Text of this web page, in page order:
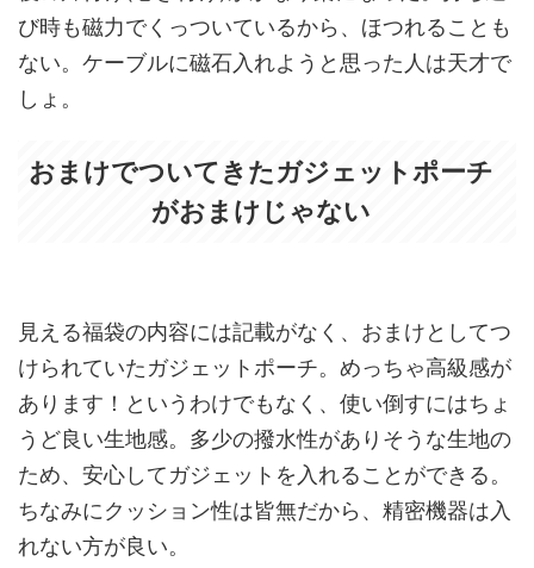
び時も磁力でくっついているから、ほつれることも
ない。ケーブルに磁石入れようと思った人は天才で
しょ。
おまけでついてきたガジェットポーチ
がおまけじゃない
見える福袋の内容には記載がなく、おまけとしてつ
けられていたガジェットポーチ。めっちゃ高級感が
あります！というわけでもなく、使い倒すにはちょ
うど良い生地感。多少の撥水性がありそうな生地の
ため、安心してガジェットを入れることができる。
ちなみにクッション性は皆無だから、精密機器は入
れない方が良い。